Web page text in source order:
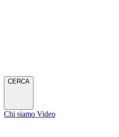
CERCA
Chi siamo Video